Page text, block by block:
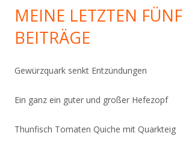
MEINE LETZTEN FÜNF
BEITRÄGE
Gewürzquark senkt Entzündungen
Ein ganz ein guter und großer Hefezopf
Thunfisch Tomaten Quiche mit Quarkteig